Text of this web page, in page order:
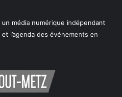
média numérique indépendant
l’agenda des événements en